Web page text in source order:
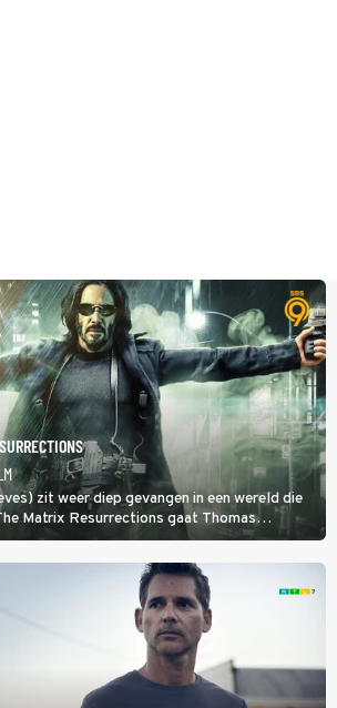
zit weer diep gevangen in een wereld die
Matrix Resurrections gaat Thomas
te ontsnappen.